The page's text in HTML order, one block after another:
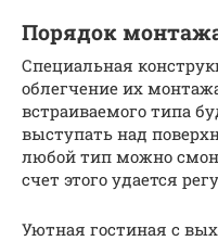
Порядок
Специальная
облегчение их
встраиваемого типа
выступать над
любой тип можно
счет этого удается
Уютная гостиная с